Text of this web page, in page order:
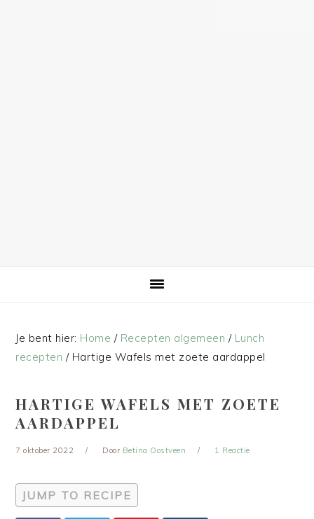
Je bent hier: Home / Recepten algemeen / Lunch
recepten /Hartige Wafels met zoete aardappel
HARTIGE WAFELS MET ZOETE
AARDAPPEL
7 oktober 2022 Door Betina Oostveen 1 Reactie
JUMP TO RECIPE